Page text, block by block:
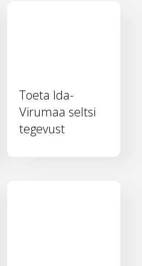
Toeta Ida-
Virumaa seltsi
tegevust